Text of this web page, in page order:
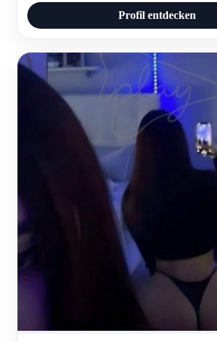
Profil entdecken